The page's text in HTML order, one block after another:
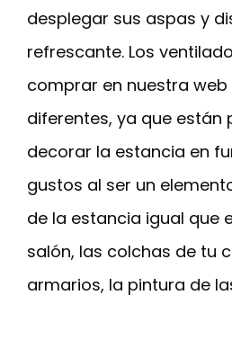
desplegar sus aspas y
refrescante. Los
comprar en nuestra
diferentes, ya que están
decorar la estancia en
gustos al ser un
de la estancia igual que
salón, las colchas de tu
armarios, la pintura de